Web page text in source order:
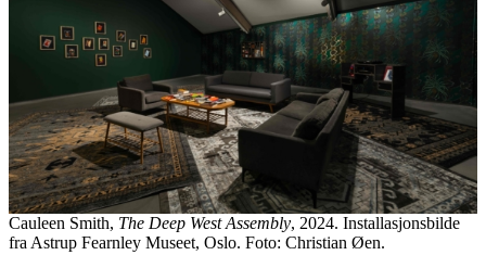
Cauleen Smith, The Deep West Assembly, 2024. Installasjonsbilde
fra Astrup Fearnley Museet, Oslo. Foto: Christian Øen.